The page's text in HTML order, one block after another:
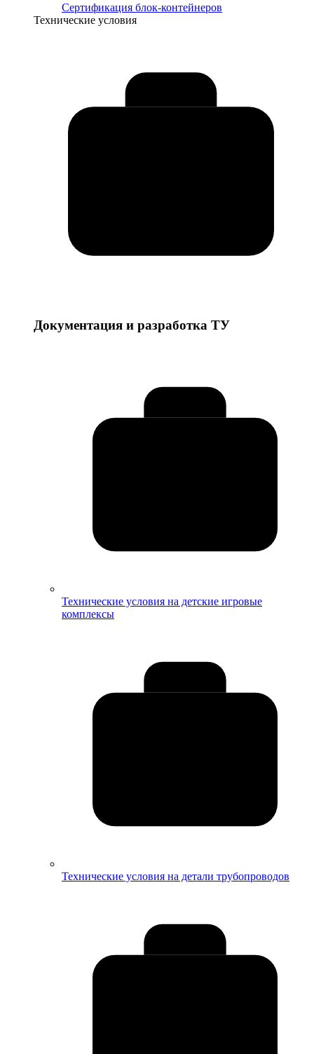
Сертификация блок-контейнеров
Технические условия
Документация и разработка ТУ
Технические условия на детские игровые
комплексы
Технические условия на детали трубопроводов